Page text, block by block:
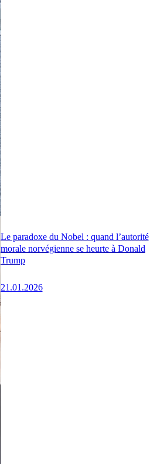
Le paradoxe du Nobel : quand l’autorité
morale norvégienne se heurte à Donald
Trump
21.01.2026